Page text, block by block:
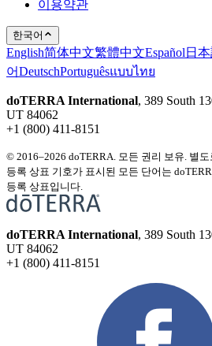
이용약관
한국어
English简体中文繁體中文Español 日
어DeutschPortuguêsแบบไทย
doTERRA International, 389 South
UT 84062
+1 (800) 411-8151
© 2016–2026 doTERRA. 모든 권리 보유. 별
등록 상표 기호가 표시된 모든 단어는
등록 상표입니다.
doTERRA International, 389 South
UT 84062
+1 (800) 411-8151